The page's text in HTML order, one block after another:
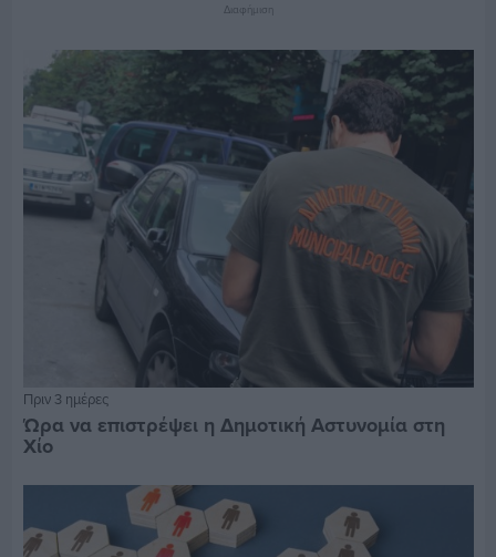
Διαφήμιση
Πριν 3 ημέρες
Ώρα να επιστρέψει η Δημοτική Αστυνομία στη
Χίο